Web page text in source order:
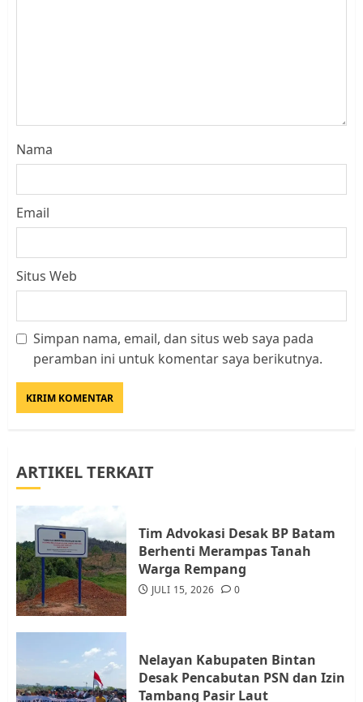
Nama
Email
Situs Web
Simpan nama, email, dan situs web saya pada
peramban ini untuk komentar saya berikutnya.
ARTIKEL TERKAIT
Tim Advokasi Desak BP Batam
Berhenti Merampas Tanah
Warga Rempang
JULI 15, 2026 0
Nelayan Kabupaten Bintan
Desak Pencabutan PSN dan Izin
Tambang Pasir Laut
Datangi Pemko Batam, Warga
4
Warga Rempang Ajukan
Resahkan Warga
JULI 17, 2026 0
5
JULI 15, 2026 0